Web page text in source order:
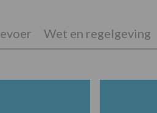
Wet en regelgeving